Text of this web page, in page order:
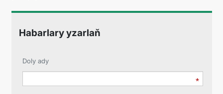
Habarlary yzarlaň
Doly ady